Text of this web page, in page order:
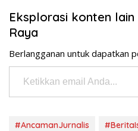
yang dilakukan oleh HI di
lokasi pembongkaran…
Eksplorasi konten
Raya
Berlangganan untuk dapatkan
Ketikkan email Anda...
#AncamanJurnalis